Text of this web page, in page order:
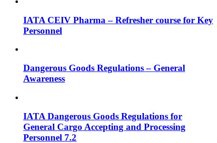
IATA CEIV Pharma – Refresher course for Key
Personnel
Dangerous Goods Regulations – General
Awareness
IATA Dangerous Goods Regulations for
General Cargo Accepting and Processing
Personnel 7.2